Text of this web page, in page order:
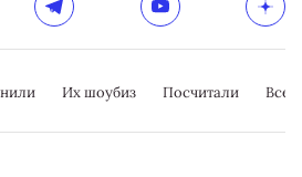
Их шоубиз Посчитали